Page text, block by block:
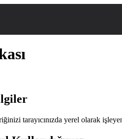
tarayıcınızda yerel olarak